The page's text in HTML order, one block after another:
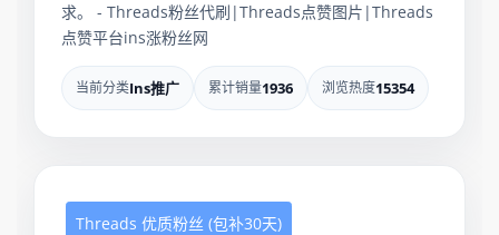
求。 - Threads粉丝代刷|Threads点赞图片|Threads
点赞平台ins涨粉丝网
当前分类Ins推广 累计销量1936 浏览热度15354
Threads 优质粉丝 (包补30天)